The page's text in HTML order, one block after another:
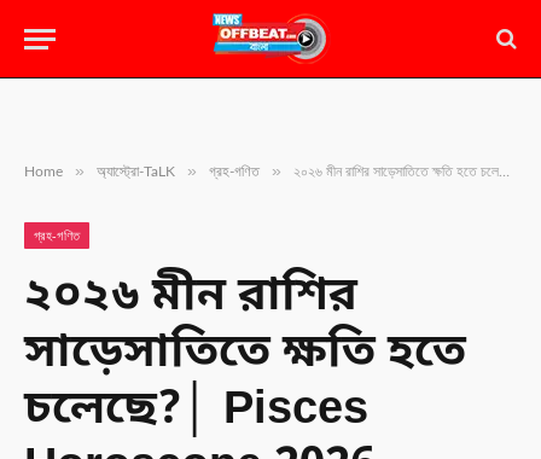
Home » অ্যাস্ট্রো-TaLK » গ্রহ-গণিত » ২০২৬ মীন রাশির সাড়েসাতিতে ক্ষতি হতে চলেছে?│ Pisces Horoscope 2026
গ্রহ-গণিত
২০২৬ মীন রাশির
সাড়েসাতিতে ক্ষতি হতে
চলেছে?│ Pisces